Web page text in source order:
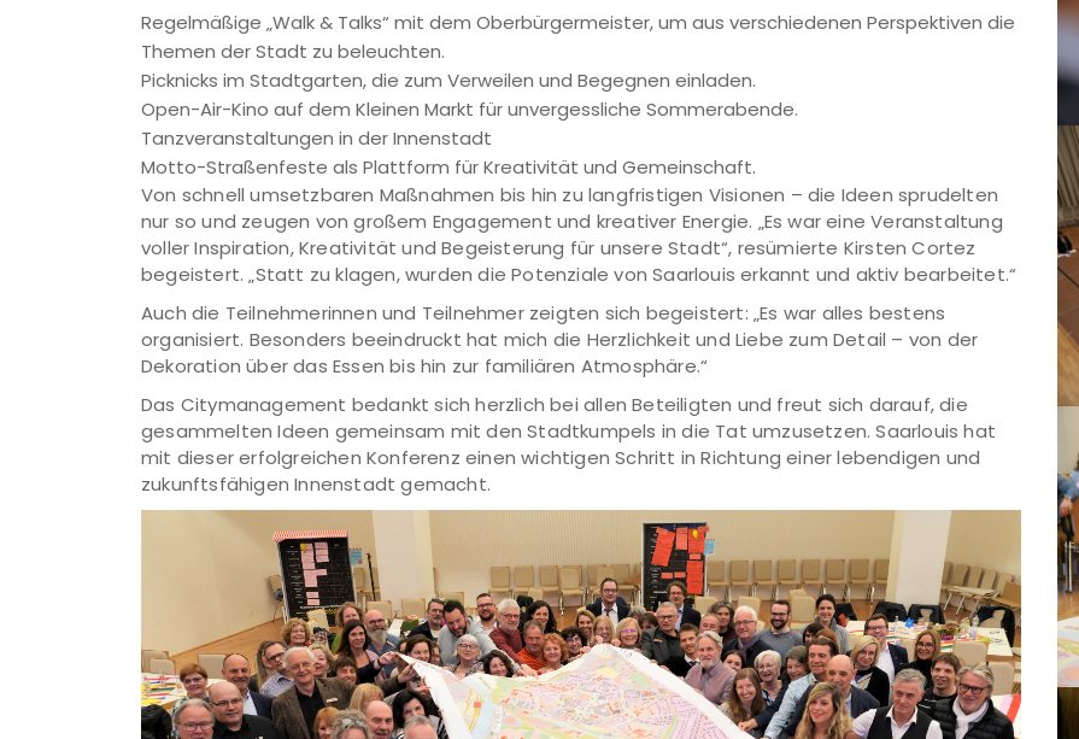
Regelmäßige „Walk & Talks“ mit dem Oberbürgermeister, um aus verschiedenen Perspektiven die
Themen der Stadt zu beleuchten.
Picknicks im Stadtgarten, die zum Verweilen und Begegnen einladen.
Open-Air-Kino auf dem Kleinen Markt für unvergessliche Sommerabende.
Tanzveranstaltungen in der Innenstadt
Motto-Straßenfeste als Plattform für Kreativität und Gemeinschaft.
Von schnell umsetzbaren Maßnahmen bis hin zu langfristigen Visionen – die Ideen sprudelten
nur so und zeugen von großem Engagement und kreativer Energie. „Es war eine Veranstaltung
voller Inspiration, Kreativität und Begeisterung für unsere Stadt“, resümierte Kirsten Cortez
begeistert. „Statt zu klagen, wurden die Potenziale von Saarlouis erkannt und aktiv bearbeitet.“
Auch die Teilnehmerinnen und Teilnehmer zeigten sich begeistert: „Es war alles bestens
organisiert. Besonders beeindruckt hat mich die Herzlichkeit und Liebe zum Detail – von der
Dekoration über das Essen bis hin zur familiären Atmosphäre.“
Das Citymanagement bedankt sich herzlich bei allen Beteiligten und freut sich darauf, die
gesammelten Ideen gemeinsam mit den Stadtkumpels in die Tat umzusetzen. Saarlouis hat
mit dieser erfolgreichen Konferenz einen wichtigen Schritt in Richtung einer lebendigen und
zukunftsfähigen Innenstadt gemacht.